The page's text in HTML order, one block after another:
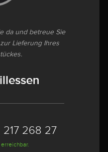
da und betreue Sie
Lieferung Ihres
217 268 27